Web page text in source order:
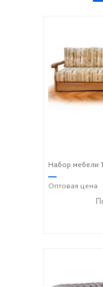
Набор мебели
—
Оптовая цена
+7 (989)